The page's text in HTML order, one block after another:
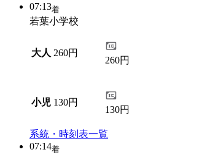
07:13着
若葉小学校
大人 260円
260円
小児 130円
130円
系統・時刻表一覧
07:14着